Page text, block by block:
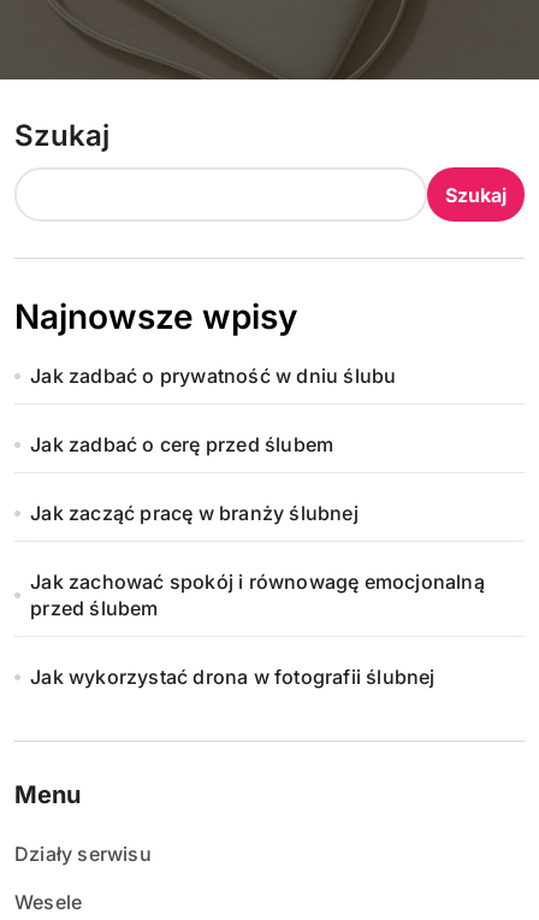
Szukaj
Szukaj
Najnowsze wpisy
Jak zadbać o prywatność w dniu ślubu
Jak zadbać o cerę przed ślubem
Jak zacząć pracę w branży ślubnej
Jak zachować spokój i równowagę emocjonalną
przed ślubem
Jak wykorzystać drona w fotografii ślubnej
Menu
Działy serwisu
Wesele